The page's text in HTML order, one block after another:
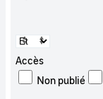
Accès
Non publié